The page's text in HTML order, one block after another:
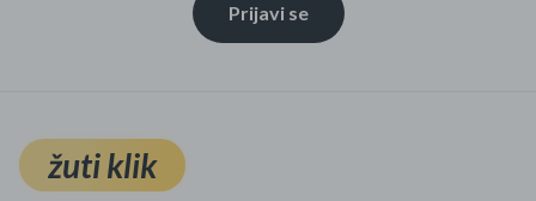
Prijavi se
žuti klik